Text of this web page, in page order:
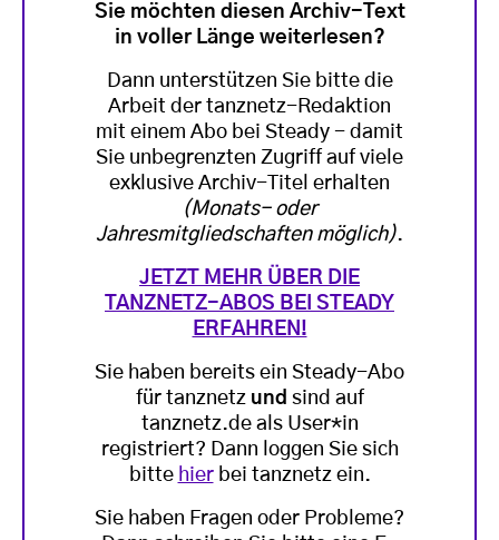
Sie möchten diesen Archiv-Text
in voller Länge weiterlesen?
Dann unterstützen Sie bitte die
Arbeit der tanznetz-Redaktion
mit einem Abo bei Steady - damit
Sie unbegrenzten Zugriff auf viele
exklusive Archiv-Titel erhalten
(Monats- oder
Jahresmitgliedschaften möglich).
JETZT MEHR ÜBER DIE
TANZNETZ-ABOS BEI STEADY
ERFAHREN!
Sie haben bereits ein Steady-Abo
für tanznetz und sind auf
tanznetz.de als User*in
registriert? Dann loggen Sie sich
bitte hierbei tanznetz ein.
Sie haben Fragen oder Probleme?